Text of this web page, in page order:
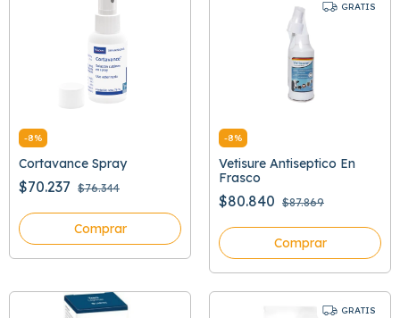
-8%
Cortavance Spray
$70.237 $76.344
Comprar
GRATIS
-8%
Vetisure Antiseptico En
Frasco
$80.840 $87.869
Comprar
GRATIS